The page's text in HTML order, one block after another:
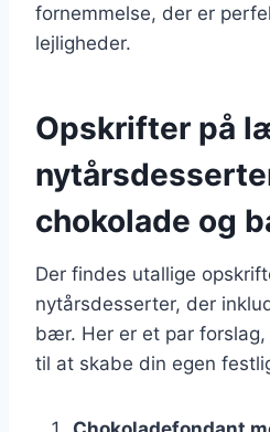
fornemmelse, der er
lejligheder.
Opskrifter på
chokolade og
Der findes utallige
nytårsdesserter, der
bær. Her er et par
til at skabe din egen